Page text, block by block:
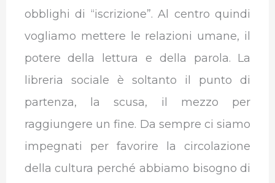
obblighi di “iscrizione”. Al centro quindi
vogliamo mettere le relazioni umane, il
potere della lettura e della parola. La
libreria sociale è soltanto il punto di
partenza, la scusa, il mezzo per
raggiungere un fine. Da sempre ci siamo
impegnati per favorire la circolazione
della cultura perché abbiamo bisogno di